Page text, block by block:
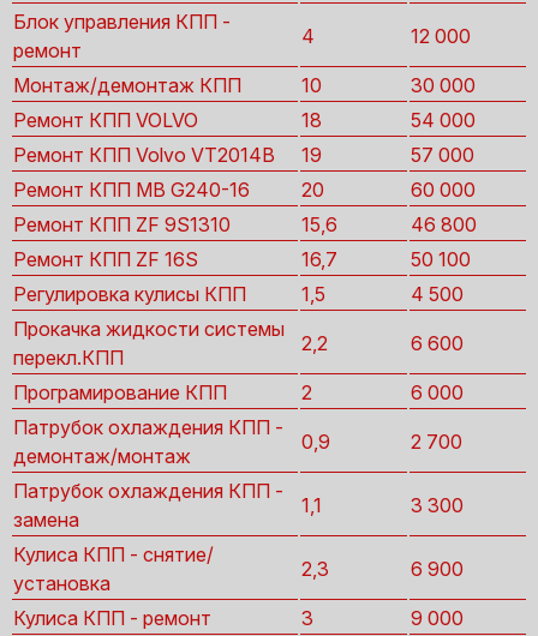
Блок управления КПП -
ремонт
4 12 000
Монтаж/демонтаж КПП 10
30 000
Ремонт КПП VOLVO
18
54 000
Ремонт КПП Volvo VT2014B
19
57 000
Ремонт КПП MB G240-16
20
60 000
Ремонт КПП ZF 9S1310
15,6
46 800
Ремонт КПП ZF 16S
16,7
50 100
Регулировка кулисы КПП
1,5
4 500
Прокачка жидкости системы
перекл.КПП
2,2 6 600
Програмирование КПП 2
6 000
Патрубок охлаждения КПП -
демонтаж/монтаж
0,9 2 700
Патрубок охлаждения КПП -
замена
1,1 3 300
Кулиса КПП - снятие/
установка
2,3 6 900
Кулиса КПП - ремонт 3 9 000